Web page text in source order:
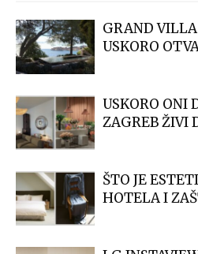
GRAND
USKORO
USKORO ONI
ZAGREB ŽIVI
ŠTO JE
HOTELA I